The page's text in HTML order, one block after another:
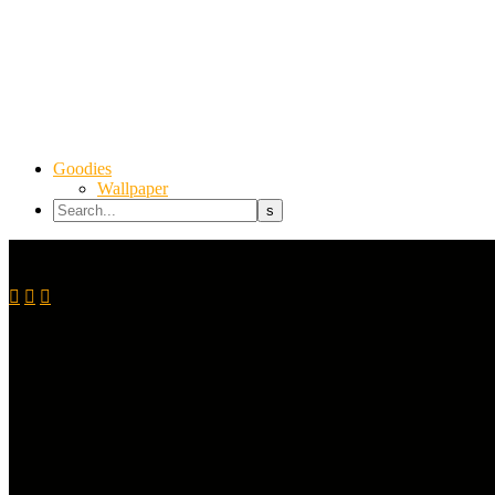
Goodies
Wallpaper
  